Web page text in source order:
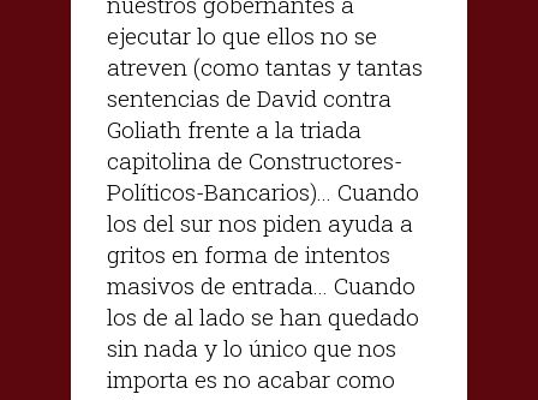
ejecutar lo que ellos no se
atreven (como tantas y tantas
sentencias de David contra
Goliath frente a la triada
capitolina de Constructores-
Políticos-Bancarios)... Cuando
los del sur nos piden ayuda a
gritos en forma de intentos
masivos de entrada... Cuando
los de al lado se han quedado
sin nada y lo único que nos
importa es no acabar como